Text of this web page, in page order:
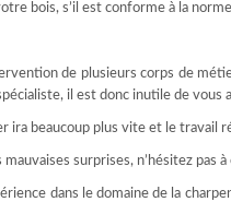
bois, s’il est conforme à la
de plusieurs corps de
il est donc inutile de vous
ira beaucoup plus vite et le travail
surprises, n’hésitez pas
dans le domaine de la